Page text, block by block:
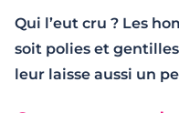
Qui l’eut cru ? Les
soit polies et gentilles
leur laisse aussi un